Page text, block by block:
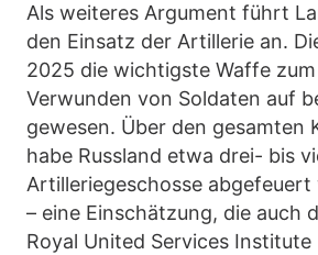
Als weiteres Argument führt
den Einsatz der Artillerie an.
2025 die wichtigste Waffe
Verwunden von Soldaten auf
gewesen. Über den gesamten
habe Russland etwa drei- bis
Artilleriegeschosse abgefeuert
– eine Einschätzung, die auch
Royal United Services Institute